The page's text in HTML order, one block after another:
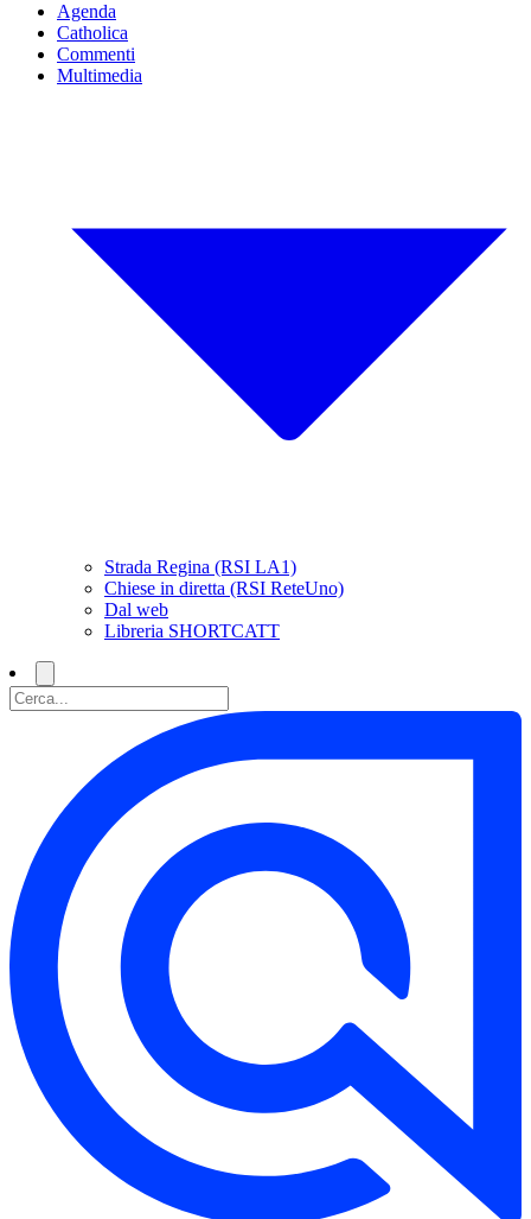
Agenda
Catholica
Commenti
Multimedia
Strada Regina (RSI LA1)
Chiese in diretta (RSI ReteUno)
Dal web
Libreria SHORTCATT